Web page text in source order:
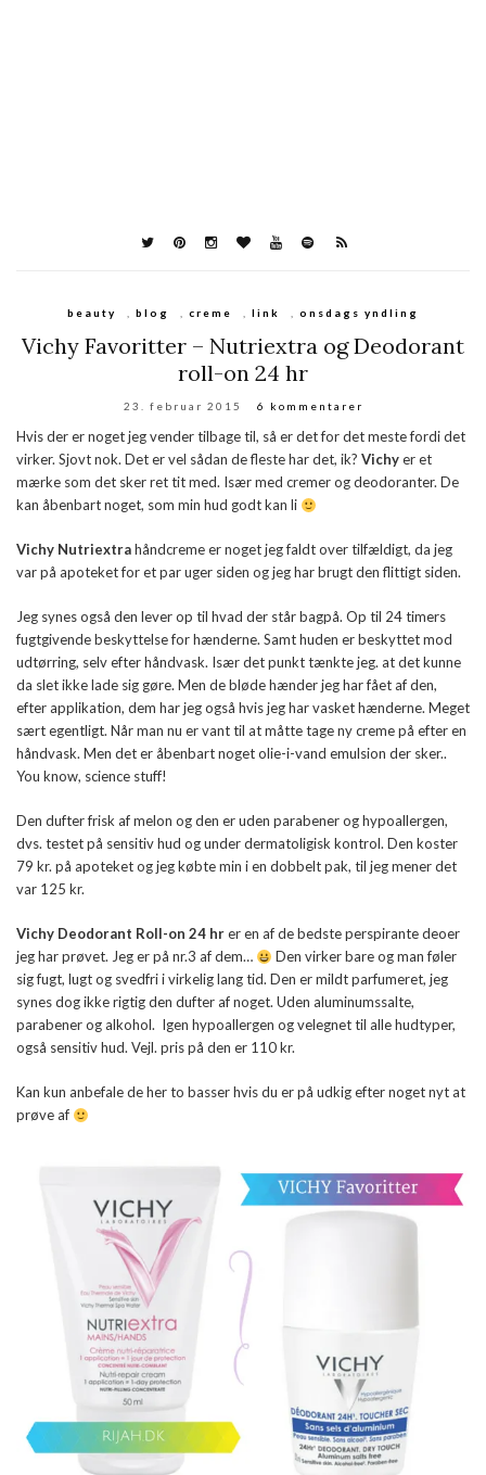
beauty , blog , creme , link , onsdags yndling
Vichy Favoritter – Nutriextra og Deodorant
roll-on 24 hr
23. februar 2015 6 kommentarer
Hvis der er noget jeg vender tilbage til, så er det for det meste fordi det
virker. Sjovt nok. Det er vel sådan de fleste har det, ik? Vichyer et
mærke som det sker ret tit med. Især med cremer og deodoranter. De
kan åbenbart noget, som min hud godt kan li
Vichy Nutriextrahåndcreme er noget jeg faldt over tilfældigt, da jeg
var på apoteket for et par uger siden og jeg har brugt den flittigt siden.
Jeg synes også den lever op til hvad der står bagpå. Op til 24 timers
fugtgivende beskyttelse for hænderne. Samt huden er beskyttet mod
udtørring, selv efter håndvask. Især det punkt tænkte jeg. at det kunne
da slet ikke lade sig gøre. Men de bløde hænder jeg har fået af den,
efter applikation, dem har jeg også hvis jeg har vasket hænderne. Meget
sært egentligt. Når man nu er vant til at måtte tage ny creme på efter en
håndvask. Men det er åbenbart noget olie-i-vand emulsion der sker..
You know, science stuff!
Den dufter frisk af melon og den er uden parabener og hypoallergen,
dvs. testet på sensitiv hud og under dermatoligisk kontrol. Den koster
79 kr. på apoteket og jeg købte min i en dobbelt pak, til jeg mener det
var 125 kr.
Vichy Deodorant Roll-on 24 hrer en af de bedste perspirante deoer
jeg har prøvet. Jeg er på nr.3 af dem…
Den virker bare og man føler
sig fugt, lugt og svedfri i virkelig lang tid. Den er mildt parfumeret, jeg
synes dog ikke rigtig den dufter af noget. Uden aluminumssalte,
parabener og alkohol. Igen hypoallergen og velegnet til alle hudtyper,
også sensitiv hud. Vejl. pris på den er 110 kr.
Kan kun anbefale de her to basser hvis du er på udkig efter noget nyt at
prøve af